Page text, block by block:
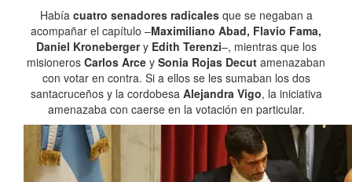
Habíacuatro senadores radicales que se negaban a
acompañar el capítulo –Maximiliano Abad, Flavio Fama,
Daniel Kronebergery Edith Terenzi–, mientras que los
misioneros Carlos Arce y Sonia Rojas Decut amenazaban
con votar en contra. Si a ellos se les sumaban los dos
santacruceños y la cordobesa Alejandra Vigo, la iniciativa
amenazaba con caerse en la votación en particular.